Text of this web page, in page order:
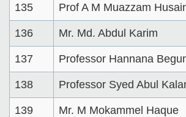
135 Prof A M Muazzam
136 Mr. Md. Abdul Karim
137 Professor Hannana
138 Professor Syed Abul
139 Mr. M Mokammel Haque